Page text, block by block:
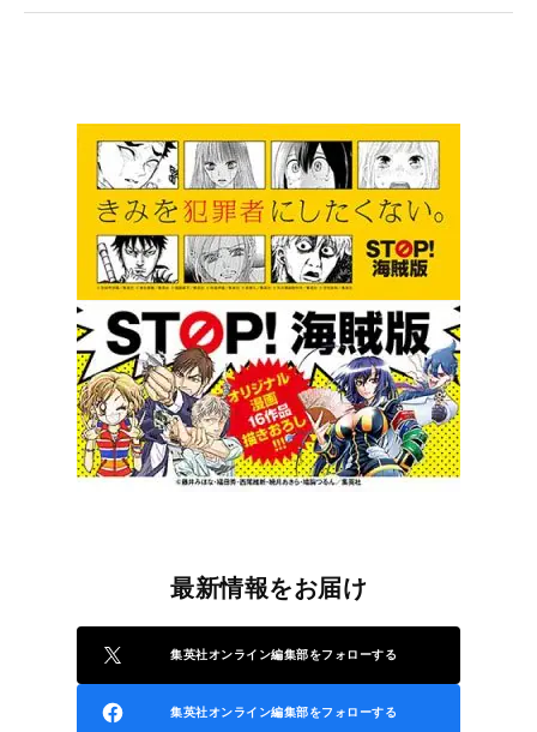
最新情報をお届け
集英社オンライン編集部をフォローする
集英社オンライン編集部をフォローする